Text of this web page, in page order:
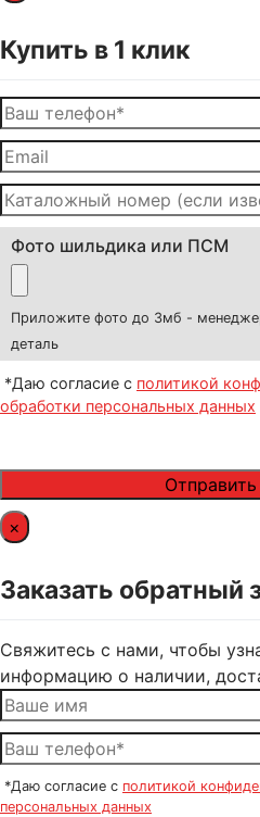
Купить в 1 клик
Фото шильдика или ПСМ
Приложите фото до 3мб -
деталь
*Даю согласие с политикой
обработки персональных данных
×
Заказать обратный
Свяжитесь с нами, чтобы
информацию о наличии,
*Даю согласие с политикой
персональных данных